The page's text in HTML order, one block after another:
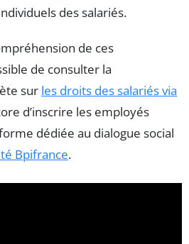
des salariés.
de ces
de consulter la
sur les droits des salariés via
d’inscrire les employés
dédiée au dialogue social
Bpifrance.